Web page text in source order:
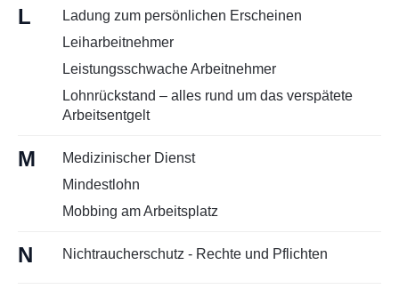
L
Ladung zum persönlichen Erscheinen
Leiharbeitnehmer
Leistungsschwache Arbeitnehmer
Lohnrückstand – alles rund um das verspätete
Arbeitsentgelt
M
Medizinischer Dienst
Mindestlohn
Mobbing am Arbeitsplatz
N Nichtraucherschutz - Rechte und Pflichten